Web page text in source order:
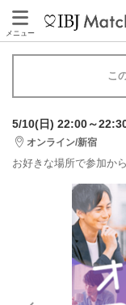
メニュー
こ
5/10(日) 22:00～
オンライン/新宿
お好きな場所で参加か